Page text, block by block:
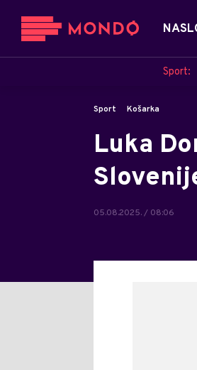
Sport:
Sport Košarka
Luka
05.08.2025. / 08:06